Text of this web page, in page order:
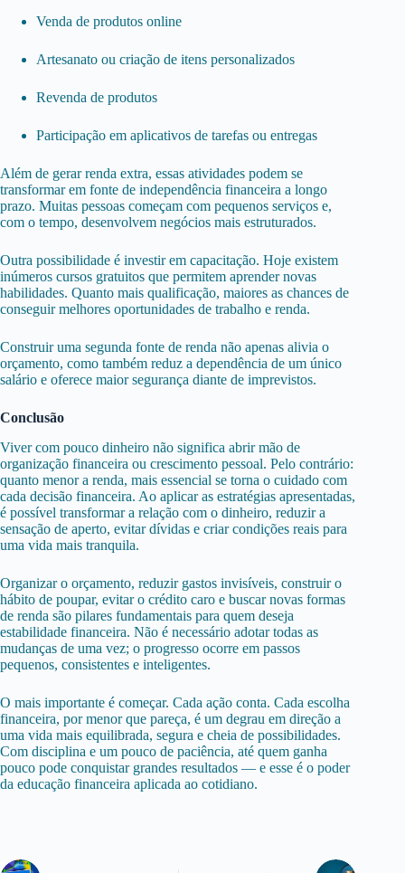
Venda de produtos online
Artesanato ou criação de itens personalizados
Revenda de produtos
Participação em aplicativos de tarefas ou entregas
Além de gerar renda extra, essas atividades podem se
transformar em fonte de independência financeira a longo
prazo. Muitas pessoas começam com pequenos serviços e,
com o tempo, desenvolvem negócios mais estruturados.
Outra possibilidade é investir em capacitação. Hoje existem
inúmeros cursos gratuitos que permitem aprender novas
habilidades. Quanto mais qualificação, maiores as chances de
conseguir melhores oportunidades de trabalho e renda.
Construir uma segunda fonte de renda não apenas alivia o
orçamento, como também reduz a dependência de um único
salário e oferece maior segurança diante de imprevistos.
Conclusão
Viver com pouco dinheiro não significa abrir mão de
organização financeira ou crescimento pessoal. Pelo contrário:
quanto menor a renda, mais essencial se torna o cuidado com
cada decisão financeira. Ao aplicar as estratégias apresentadas,
é possível transformar a relação com o dinheiro, reduzir a
sensação de aperto, evitar dívidas e criar condições reais para
uma vida mais tranquila.
Organizar o orçamento, reduzir gastos invisíveis, construir o
hábito de poupar, evitar o crédito caro e buscar novas formas
de renda são pilares fundamentais para quem deseja
estabilidade financeira. Não é necessário adotar todas as
mudanças de uma vez; o progresso ocorre em passos
pequenos, consistentes e inteligentes.
O mais importante é começar. Cada ação conta. Cada escolha
financeira, por menor que pareça, é um degrau em direção a
uma vida mais equilibrada, segura e cheia de possibilidades.
Com disciplina e um pouco de paciência, até quem ganha
pouco pode conquistar grandes resultados — e esse é o poder
da educação financeira aplicada ao cotidiano.